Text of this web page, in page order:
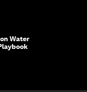
Water